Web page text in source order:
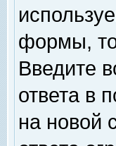
формы, то
Введите
ответа в
на новой